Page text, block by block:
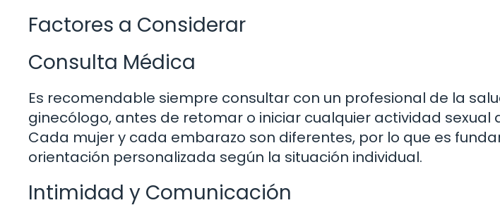
Factores a Considerar
Consulta Médica
Es recomendable siempre consultar con un profesional de la
ginecólogo, antes de retomar o iniciar cualquier actividad sexual
Cada mujer y cada embarazo son diferentes, por lo que es
orientación personalizada según la situación individual.
Intimidad y Comunicación